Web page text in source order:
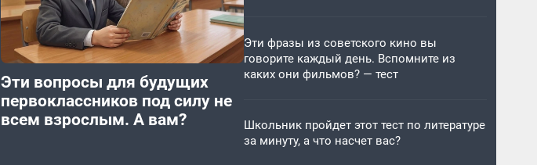
Эти вопросы для будущих
первоклассников под силу не
всем взрослым. А вам?
Эти фразы из советского кино вы
говорите каждый день. Вспомните из
каких они фильмов? — тест
Школьник пройдет этот тест по литературе
за минуту, а что насчет вас?